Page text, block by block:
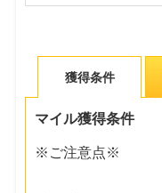
獲得条件
マイル獲得条件
※ご注意点※